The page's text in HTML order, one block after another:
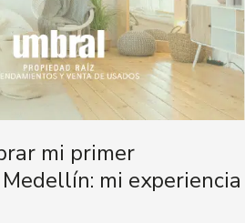
mi primer
mi experiencia